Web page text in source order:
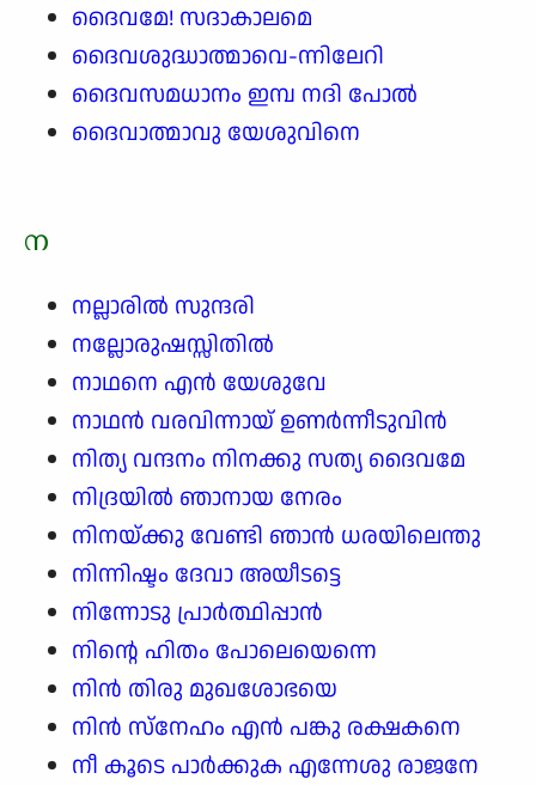
ദൈവമേ! സദാകാലമെ
ദൈവശുദ്ധാത്മാവെ-ന്നിലേറി
ദൈവസമധാനം ഇമ്പ നദി പോൽ
ദൈവാത്മാവു യേശുവിനെ
ന
നല്ലാരിൽ സുന്ദരി
നല്ലോരുഷസ്സിതിൽ
നാഥനെ എൻ യേശുവേ
നാഥൻ വരവിന്നായ് ഉണർന്നീടുവിൻ
നിത്യ വന്ദനം നിനക്കു സത്യ ദൈവമേ
നിദ്രയിൽ ഞാനായ നേരം
നിനയ്ക്കു വേണ്ടി ഞാൻ ധരയിലെന്തു
നിന്നിഷ്ടം ദേവാ അയീടട്ടെ
നിന്നോടു പ്രാർത്ഥിപ്പാൻ
നിന്റെ ഹിതം പോലെയെന്നെ
നിൻ തിരു മുഖശോഭയെ
നിൻ സ്നേഹം എൻ പങ്കു രക്ഷകനെ
നീ കൂടെ പാർക്കുക എന്നേശു രാജനേ